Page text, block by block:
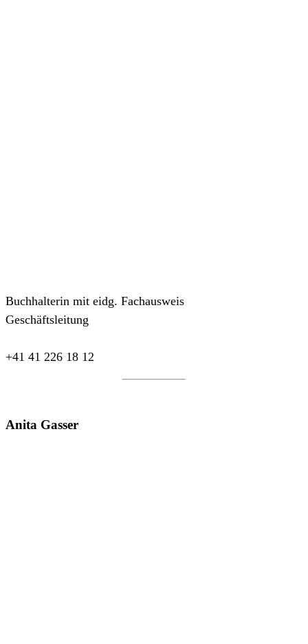
Buchhalterin mit eidg. Fachausweis
Geschäftsleitung
+41 41 226 18 12
Anita Gasser